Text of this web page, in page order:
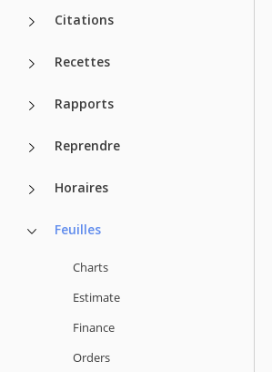
Citations
Recettes
Rapports
Reprendre
Horaires
Feuilles
Charts
Estimate
Finance
Orders